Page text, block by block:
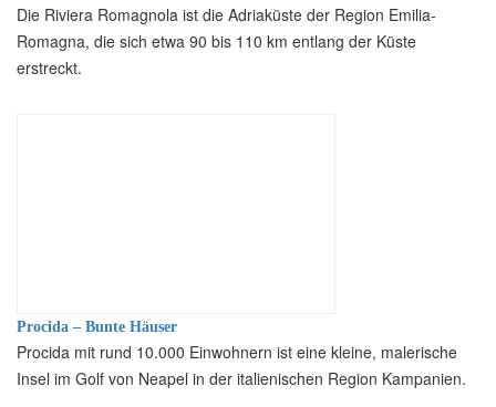
Die Riviera Romagnola ist die Adriaküste der Region Emilia-
Romagna, die sich etwa 90 bis 110 km entlang der Küste
erstreckt.
Procida – Bunte Häuser
Procida mit rund 10.000 Einwohnern ist eine kleine, malerische
Insel im Golf von Neapel in der italienischen Region Kampanien.